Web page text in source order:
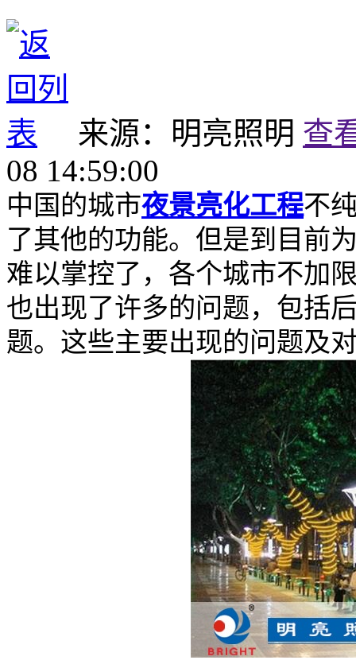
来源：明亮照明 查
08 14:59:00
中国的城市夜景亮化工程不
了其他的功能。但是到目前
难以掌控了，各个城市不加
也出现了许多的问题，包括
题。这些主要出现的问题及